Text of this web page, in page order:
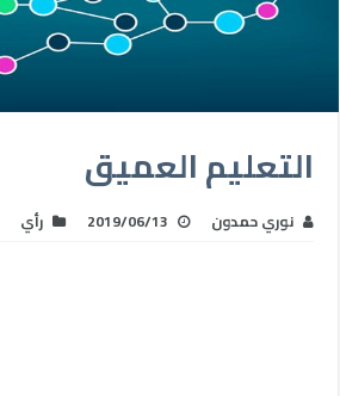
التعليم العميق
نوري حمدون 2019/06/13 رأي